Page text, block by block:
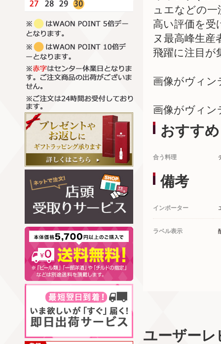
ュエなどの
高い評価を受
ヌ最高峰生
飛躍に注目が
画像がヴィン
画像がヴィン
おすすめ
合う料理
備考
インポーター
ラベル表示
ユーザーレ